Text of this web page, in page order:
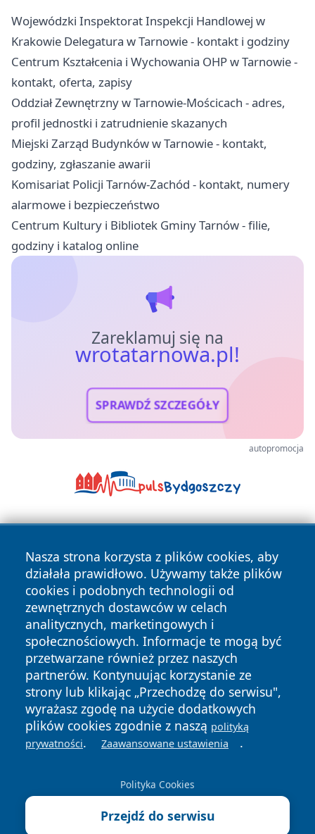
Wojewódzki Inspektorat Inspekcji Handlowej w
Krakowie Delegatura w Tarnowie - kontakt i godziny
Centrum Kształcenia i Wychowania OHP w Tarnowie -
kontakt, oferta, zapisy
Oddział Zewnętrzny w Tarnowie-Mościcach - adres,
profil jednostki i zatrudnienie skazanych
Miejski Zarząd Budynków w Tarnowie - kontakt,
godziny, zgłaszanie awarii
Komisariat Policji Tarnów-Zachód - kontakt, numery
alarmowe i bezpieczeństwo
Centrum Kultury i Bibliotek Gminy Tarnów - filie,
godziny i katalog online
Zareklamuj się na
wrotatarnowa.pl!
SPRAWDŹ SZCZEGÓŁY
autopromocja
Nasza strona korzysta z plików cookies, aby
działała prawidłowo. Używamy także plików
cookies i podobnych technologii od
zewnętrznych dostawców w celach
analitycznych, marketingowych i
społecznościowych. Informacje te mogą być
przetwarzane również przez naszych
partnerów. Kontynuując korzystanie ze
strony lub klikając „Przechodzę do serwisu",
wyrażasz zgodę na użycie dodatkowych
plików cookies zgodnie z naszą polityką
prywatności. Zaawansowane ustawienia .
Polityka Cookies
Przejdź do serwisu
Copyright © 2026 wrotatarnowa.pl Wszystkie prawa
zastrzeżone.
News Autorzy
Polityka
Prywatności
Polityka
Cookies